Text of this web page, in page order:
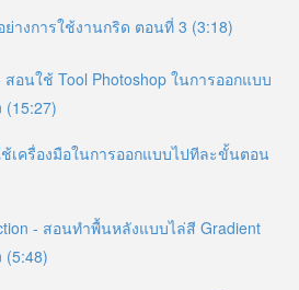
ย่างการใช้งานกริด ตอนที่ 3 (3:18)
สอนใช้ Tool Photoshop ในการออกแบบ
(15:27)
เครื่องมือในการออกแบบไปทีละขั้นตอน
- สอนทำพื้นหลังแบบไล่สี Gradient
(5:48)